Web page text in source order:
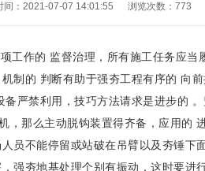
间：2021-07-07 14:01:55 浏览次数： 773
作的 监督治理，所有施工任务应当
制的 判断有助于强夯工程有序的 向
严禁利用，技巧方法请求是进步的
，那么主动脱钩装置得齐备，应用的
员不能停留或站破在吊臂以及夯锤下
强夯地基处理个别有振动，这时要进